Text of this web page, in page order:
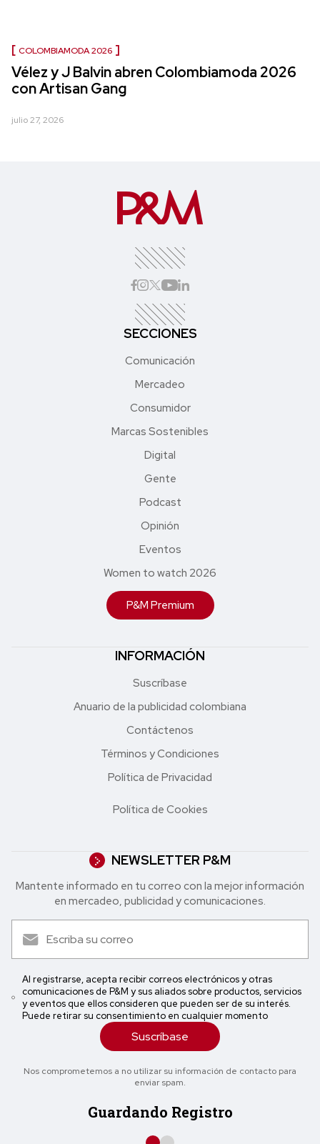
COLOMBIAMODA 2026
Vélez y J Balvin abren Colombiamoda 2026
con Artisan Gang
julio 27, 2026
SECCIONES
Comunicación
Mercadeo
Consumidor
Marcas Sostenibles
Digital
Gente
Podcast
Opinión
Eventos
Women to watch 2026
P&M Premium
INFORMACIÓN
Suscríbase
Anuario de la publicidad colombiana
Contáctenos
Términos y Condiciones
Política de Privacidad
Política de Cookies
NEWSLETTER P&M
Mantente informado en tu correo con la mejor in formación
en mercadeo, publicidad y comunicaciones.
Al registrarse, acepta recibir correos electrónicos y otras
comunicaciones de P&M y sus aliados sobre productos, servicios
y eventos que ellos consideren que pueden ser de su interés.
Puede retirar su consentimiento en cualquier momento
Suscríbase
Nos comprometemos a no utilizar su información de contacto para
enviar spam.
Guardando Registro